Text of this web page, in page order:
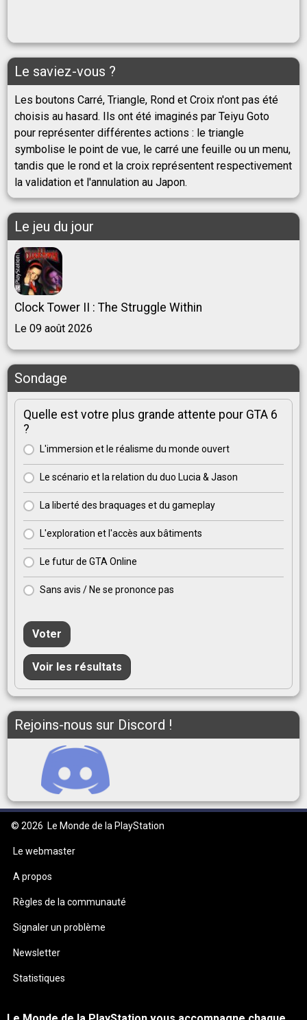
Le saviez-vous ?
Les boutons Carré, Triangle, Rond et Croix n'ont pas été
choisis au hasard. Ils ont été imaginés par Teiyu Goto
pour représenter différentes actions : le triangle
symbolise le point de vue, le carré une feuille ou un menu,
tandis que le rond et la croix représentent respectivement
la validation et l'annulation au Japon.
Le jeu du jour
Clock Tower II : The Struggle Within
Le 09 août 2026
Sondage
Quelle est votre plus grande attente pour GTA 6
?
L'immersion et le réalisme du monde ouvert
Le scénario et la relation du duo Lucia & Jason
La liberté des braquages et du gameplay
L'exploration et l'accès aux bâtiments
Le futur de GTA Online
Sans avis / Ne se prononce pas
Voter
Voir les résultats
Rejoins-nous sur Discord !
© 2026 Le Monde de la PlayStation
Le webmaster
A propos
Règles de la communauté
Signaler un problème
Newsletter
Statistiques